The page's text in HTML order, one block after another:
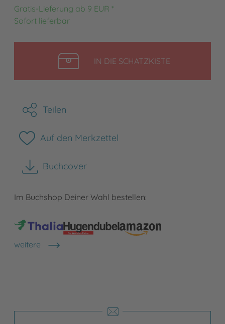
Gratis-Lieferung ab 9 EUR *
Sofort lieferbar
IN DIE SCHATZKISTELEGEN
Teilen
Auf den Merkzettel
Buchcover
herunterladen
Im Buchshop Deiner Wahl bestellen:
weitere
Shops anzeigen